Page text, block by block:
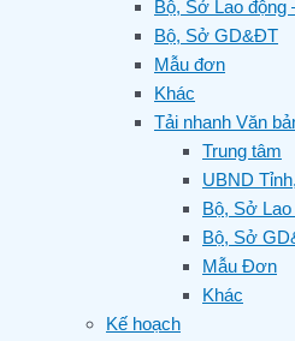
Bộ, Sở Lao động
Bộ, Sở GD&ĐT
Mẫu đơn
Khác
Tải nhanh Văn
Trung tâm
UBND
Bộ, Sở
Bộ, Sở
Mẫu Đơn
Khác
Kế hoạch